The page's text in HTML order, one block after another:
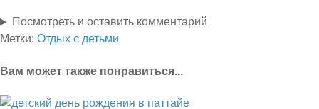
Посмотреть и оставить комментарий
Метки: Отдых с детьми
Вам может также понравиться...